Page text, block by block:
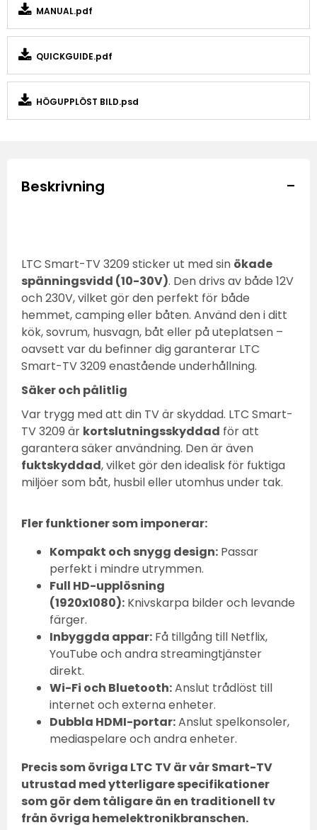
MANUAL.pdf
QUICKGUIDE.pdf
HÖGUPPLÖST BILD.psd
Beskrivning -
LTC Smart-TV 3209 sticker ut med sin ökade
spänningsvidd (10-30V). Den drivs av både 12V
och 230V, vilket gör den perfekt för både
hemmet, camping eller båten. Använd den i ditt
kök, sovrum, husvagn, båt eller på uteplatsen –
oavsett var du befinner dig garanterar LTC
Smart-TV 3209 enastående underhållning.
Säker och pålitlig
Var trygg med att din TV är skyddad. LTC Smart-
TV 3209 är kortslutningsskyddad för att
garantera säker användning. Den är även
fuktskyddad, vilket gör den idealisk för fuktiga
miljöer som båt, husbil eller utomhus under tak.
Fler funktioner som imponerar:
Kompakt och snygg design: Passar
perfekt i mindre utrymmen.
Full HD-upplösning
(1920x1080): Knivskarpa bilder och levande
färger.
Inbyggda appar: Få tillgång till Netflix,
YouTube och andra streamingtjänster
direkt.
Wi-Fi och Bluetooth:Anslut trådlöst till
internet och externa enheter.
Dubbla HDMI-portar:Anslut spelkonsoler,
mediaspelare och andra enheter.
Precis som övriga LTC TV är vår Smart-TV
utrustad med ytterligare specifikationer
som gör dem tåligare än en traditionell tv
från övriga hemelektronikbranschen.